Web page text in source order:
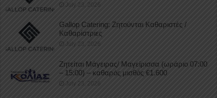
July 23, 2026
Gallop Catering: Ζητούνται Καθαριστές /
Καθαρίστριες
July 23, 2026
Ζητείται Μάγειρας/ Μαγείρισσα (ωράριο 07:00
– 15:00) – καθαρός μισθός €1.600
July 23, 2026